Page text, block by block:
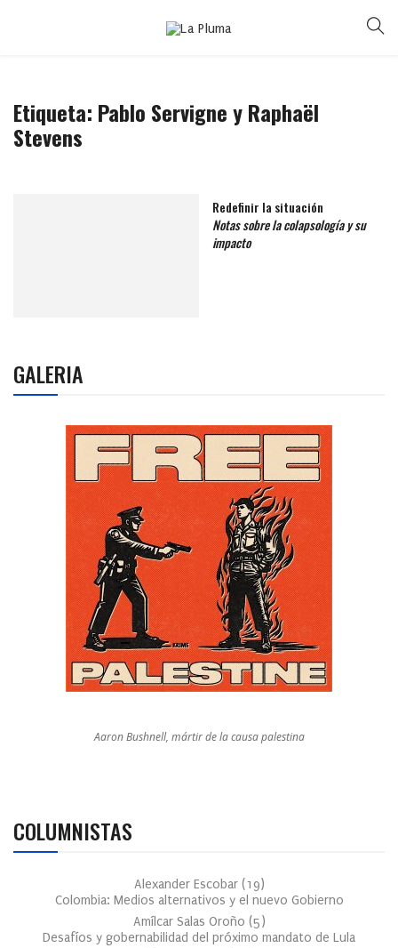
Etiqueta: Pablo Servigne y Raphaël
Stevens
Redefinir la situación
Notas sobre la colapsología y su
impacto
GALERIA
Aaron Bushnell, mártir de la causa palestina
COLUMNISTAS
Alexander Escobar (19)
Colombia: Medios alternativos y el nuevo Gobierno
Amílcar Salas Oroño (5)
Desafíos y gobernabilidad del próximo mandato de Lula